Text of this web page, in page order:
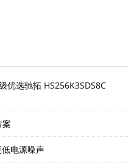
优选驰拓 HS256K3SDS8C
电源噪声